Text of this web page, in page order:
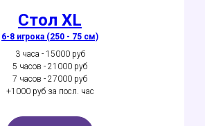
Стол XL
6-8 игрока (250 - 75 см)
3 часа - 15000 руб
5 часов - 21000 руб
7 часов - 27000 руб
+1000 руб за посл. час